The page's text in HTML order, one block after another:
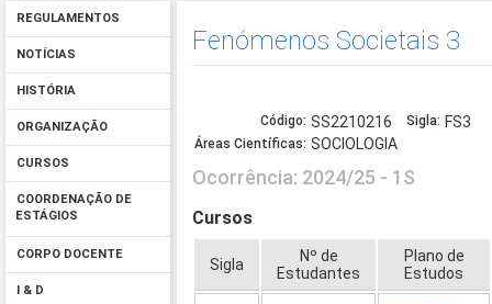
REGULAMENTOS
NOTÍCIAS
HISTÓRIA
ORGANIZAÇÃO
CURSOS
COORDENAÇÃO DE
ESTÁGIOS
CORPO DOCENTE
I & D
Fenómenos Societais 3
Código: SS2210216 Sigla: FS3
Áreas Científicas: SOCIOLOGIA
Ocorrência: 2024/25 - 1S
Cursos
Sigla
Nº de
Estudantes
Plano de
Estudos